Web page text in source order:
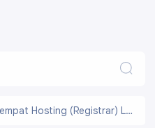
Cara Transfer Domain ke Tempat Hosting (Registrar) Lain